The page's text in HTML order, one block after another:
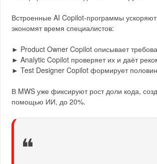
Встроенные AI Copilot-программы ускоряют
экономят время специалистов:
► Product Owner Copilot описывает
► Analytic Copilot проверяет их и даёт
► Test Designer Copilot формирует
В MWS уже фиксируют рост доли кода,
помощью ИИ, до 20%.
❝